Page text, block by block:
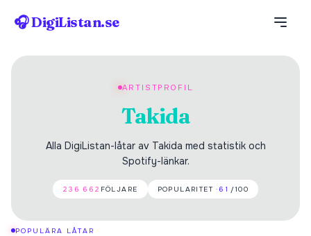
🎧 DigiListan.se
ARTISTPROFIL
Takida
Alla DigiListan-låtar av Takida med statistik och
Spotify-länkar.
236 662 FÖLJARE POPULARITET ·61 /100
POPULÄRA LÅTAR